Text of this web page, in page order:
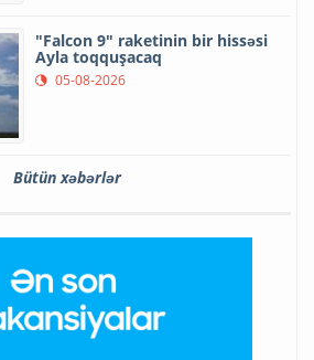
"Falcon 9" raketinin bir hissəsi
Ayla toqquşacaq
05-08-2026
Bütün xəbərlər